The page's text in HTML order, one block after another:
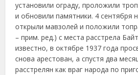
установили ограду, проложили
и обновили памятники. 4 сентября
открыли мавзолей и положили
– прим. ред.) с места расстрела
известно, в октябре 1937 года
снова арестован, а спустя два
расстрелян как враг народа по